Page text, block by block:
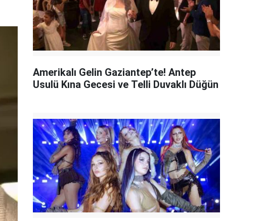
Amerikalı Gelin Gaziantep’te! Antep
Usulü Kına Gecesi ve Telli Duvaklı Düğün